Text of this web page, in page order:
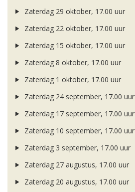
Zaterdag 29 oktober, 17.00 uur
Zaterdag 22 oktober, 17.00 uur
Zaterdag 15 oktober, 17.00 uur
Zaterdag 8 oktober, 17.00 uur
Zaterdag 1 oktober, 17.00 uur
Zaterdag 24 september, 17.00 uur
Zaterdag 17 september, 17.00 uur
Zaterdag 10 september, 17.00 uur
Zaterdag 3 september, 17.00 uur
Zaterdag 27 augustus, 17.00 uur
Zaterdag 20 augustus, 17.00 uur